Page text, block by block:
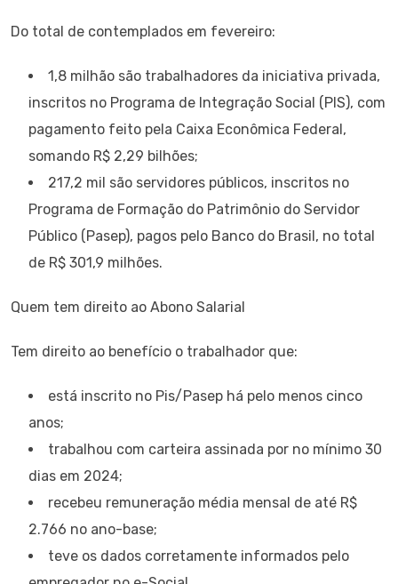
Do total de contemplados em fevereiro:
1,8 milhão são trabalhadores da iniciativa privada,
inscritos no Programa de Integração Social (PIS), com
pagamento feito pela Caixa Econômica Federal,
somando R$ 2,29 bilhões;
217,2 mil são servidores públicos, inscritos no
Programa de Formação do Patrimônio do Servidor
Público (Pasep), pagos pelo Banco do Brasil, no total
de R$ 301,9 milhões.
Quem tem direito ao Abono Salarial
Tem direito ao benefício o trabalhador que:
está inscrito no Pis/Pasep há pelo menos cinco
anos;
trabalhou com carteira assinada por no mínimo 30
dias em 2024;
recebeu remuneração média mensal de até R$
2.766 no ano-base;
teve os dados corretamente informados pelo